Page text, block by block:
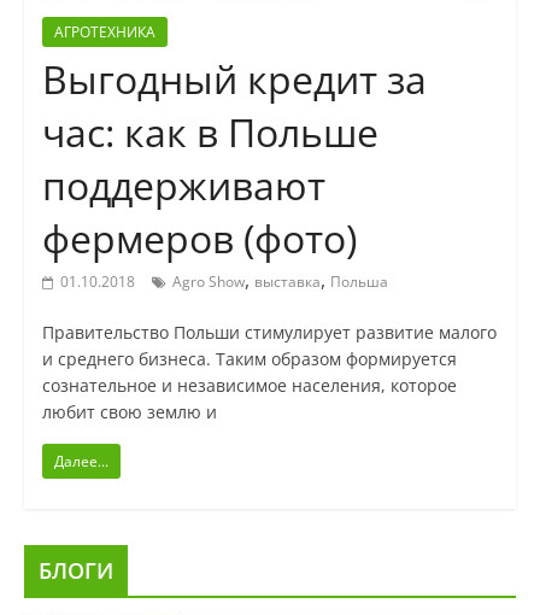
АГРОТЕХНИКА
Выгодный кредит за
час: как в Польше
поддерживают
фермеров (фото)
01.10.2018 Agro Show, выставка, Польша
Правительство Польши стимулирует развитие малого
и среднего бизнеса. Таким образом формируется
сознательное и независимое населения, которое
любит свою землю и
Далее...
БЛОГИ